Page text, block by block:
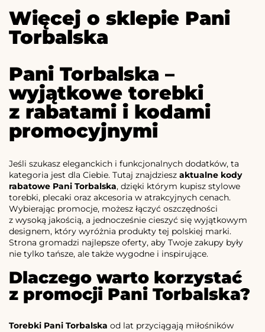
Więcej o sklepie Pani
Torbalska
Pani Torbalska –
wyjątkowe torebki
z rabatami i kodami
promocyjnymi
Jeśli szukasz eleganckich i funkcjonalnych dodatków, ta
kategoria jest dla Ciebie. Tutaj znajdziesz aktualne kody
rabatowe Pani Torbalska, dzięki którym kupisz stylowe
torebki, plecaki oraz akcesoria w atrakcyjnych cenach.
Wybierając promocje, możesz łączyć oszczędności
z wysoką jakością, a jednocześnie cieszyć się wyjątkowym
designem, który wyróżnia produkty tej polskiej marki.
Strona gromadzi najlepsze oferty, aby Twoje zakupy były
nie tylko tańsze, ale także wygodne i inspirujące.
Dlaczego warto korzystać
z promocji Pani Torbalska?
Torebki Pani Torbalska od lat przyciągają miłośników